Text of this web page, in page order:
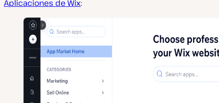
Aplicaciones de Wix: